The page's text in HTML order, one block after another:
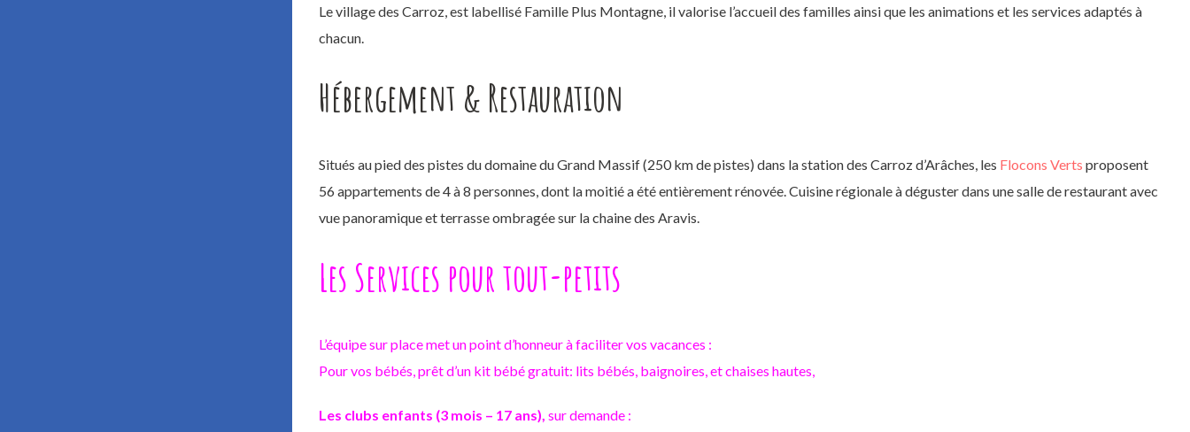
Le village des Carroz, est labellisé Famille Plus Montagne, il valorise l’accueil des familles ainsi que les animations et les services adaptés à
chacun.
Hébergement & Restauration
Situés au pied des pistes du domaine du Grand Massif (250 km de pistes) dans la station des Carroz d’Arâches, les Flocons Verts proposent
56 appartements de 4 à 8 personnes, dont la moitié a été entièrement rénovée. Cuisine régionale à déguster dans une salle de restaurant avec
vue panoramique et terrasse ombragée sur la chaine des Aravis.
Les Services pour tout-petits
L’équipe sur place met un point d’honneur à faciliter vos vacances :
Pour vos bébés, prêt d’un kit bébé gratuit: lits bébés, baignoires, et chaises hautes,
Les clubs enfants (3 mois – 17 ans), sur demande :